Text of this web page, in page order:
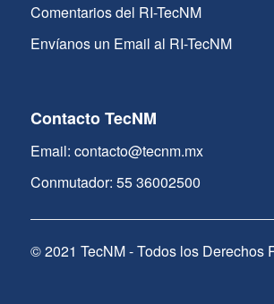
Comentarios del RI-TecNM
Envíanos un Email al RI-TecNM
Contacto TecNM
Email: contacto@tecnm.mx
Conmutador: 55 36002500
© 2021 TecNM - Todos los Derechos